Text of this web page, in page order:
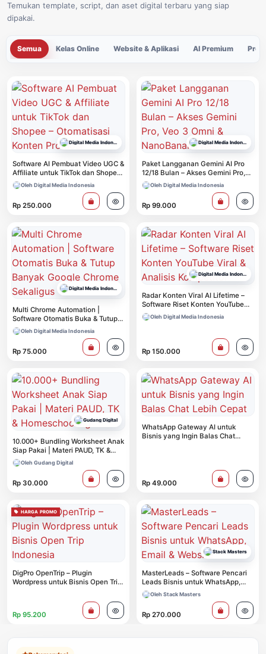
Temukan template, script, dan aset digital terbaru yang siap
dipakai.
Semua Kelas Online Website & Aplikasi AI Premium
Digital Media Indonesia
Software AI Pembuat Video UGC &
Affiliate untuk TikTok dan Shopee
– Otomatisasi Konten Promosi
Oleh Digital Media Indonesia
Rp 250.000
Digital Media Indonesia
Paket Langganan Gemini AI Pro
12/18 Bulan – Akses Gemini Pro,
Veo 3 Omni & NanoBanana Resmi
Oleh Digital Media Indonesia
Rp 99.000
Digital Media Indonesia
Multi Chrome Automation |
Software Otomatis Buka & Tutup
Banyak Google Chrome Sekaligus
Oleh Digital Media Indonesia
Rp 75.000
Digital Media Indonesia
Radar Konten Viral AI Lifetime –
Software Riset Konten YouTube
Viral & Analisis Kompetitor
Oleh Digital Media Indonesia
Rp 150.000
Gudang Digital
10.000+ Bundling Worksheet Anak
Siap Pakai | Materi PAUD, TK &
Homeschooling
Oleh Gudang Digital
Rp 30.000
WhatsApp Gateway AI untuk
Bisnis yang Ingin Balas Chat
Rp 49.000
HARGA PROMO
DigPro OpenTrip – Plugin
Wordpress untuk Bisnis Open Trip
Rp 95.200
Stack Masters
MasterLeads – Software Pencari
Leads Bisnis untuk WhatsApp,
Email & Website
Oleh Stack Masters
Rp 270.000